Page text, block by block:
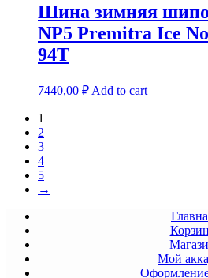
Шина зимняя
NP5 Premitra Ice
94T
7440,00 ₽ Add to cart
1
2
3
4
5
→
Мой
Оформление